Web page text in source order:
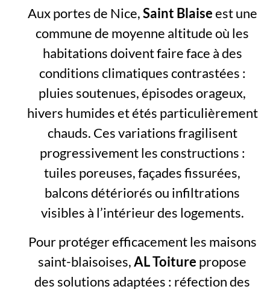
Aux portes de Nice,Saint Blaiseest une
commune de moyenne altitude où les
habitations doivent faire face à des
conditions climatiques contrastées :
pluies soutenues, épisodes orageux,
hivers humides et étés particulièrement
chauds. Ces variations fragilisent
progressivement les constructions :
tuiles poreuses, façades fissurées,
balcons détériorés ou infiltrations
visibles à l’intérieur des logements.
Pour protéger efficacement les maisons
saint-blaisoises,AL Toiture propose
des solutions adaptées : réfection des